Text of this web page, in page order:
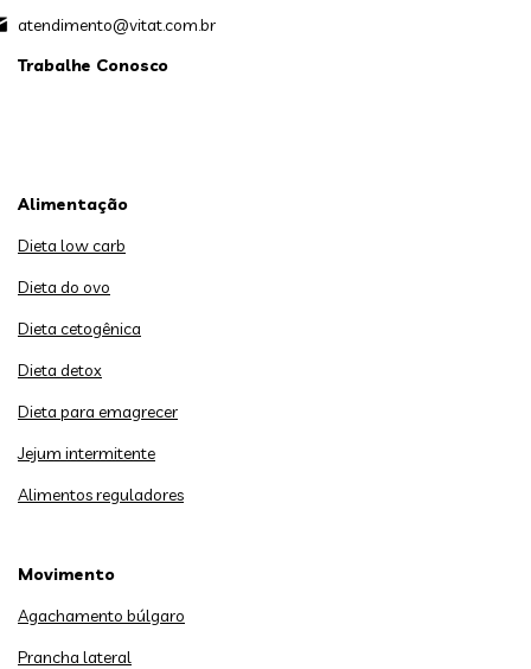
atendimento@vitat.com.br
Trabalhe Conosco
Alimentação
Dieta low carb
Dieta do ovo
Dieta cetogênica
Dieta detox
Dieta para emagrecer
Jejum intermitente
Alimentos reguladores
Movimento
Agachamento búlgaro
Prancha lateral